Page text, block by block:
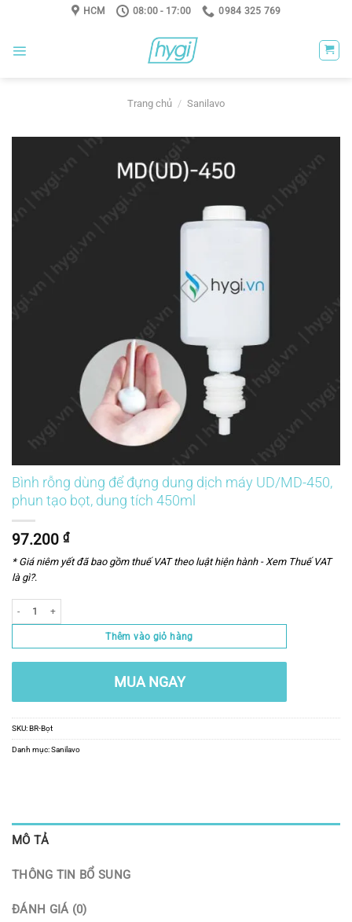
HCM 08:00 - 17:00 0984 325 769
Trang chủ / Sanilavo
Bình rỗng dùng để đựng dung dịch máy UD/MD-450,
phun tạo bọt, dung tích 450ml
97.200 ₫
* Giá niêm yết đã bao gồm thuế VAT theo luật hiện hành -Xem Thuế VAT
là gì?.
Số lượng
Thêm vào giỏ hàng
MUA NGAY
SKU:BR-Bọt
Danh mục:Sanilavo
MÔ TẢ
THÔNG TIN BỔ SUNG
ĐÁNH GIÁ (0)